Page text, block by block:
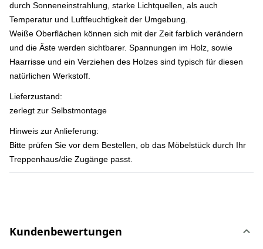
durch Sonneneinstrahlung, starke Lichtquellen, als auch
Temperatur und Luftfeuchtigkeit der Umgebung.
Weiße Oberflächen können sich mit der Zeit farblich verändern
und die Äste werden sichtbarer. Spannungen im Holz, sowie
Haarrisse und ein Verziehen des Holzes sind typisch für diesen
natürlichen Werkstoff.
Lieferzustand:
zerlegt zur Selbstmontage
Hinweis zur Anlieferung:
Bitte prüfen Sie vor dem Bestellen, ob das Möbelstück durch Ihr
Treppenhaus/die Zugänge passt.
Kundenbewertungen